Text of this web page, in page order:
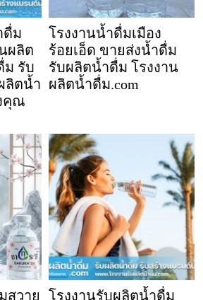
ดื่ม
ผลิต
ม รับ
ลิตน้ำ
คุณ
โรงงานน้ำดื่มเมือง
ร้อยเอ็ด ขายส่งน้ำดื่ม
รับผลิตน้ำดื่ม โรงงาน
ผลิตน้ำดื่ม.com
สวาย
โรงงานรับผลิตน้ำดื่ม